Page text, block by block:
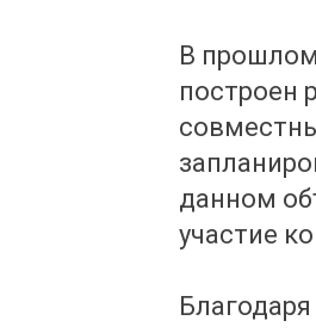
В
построен
данном
участие